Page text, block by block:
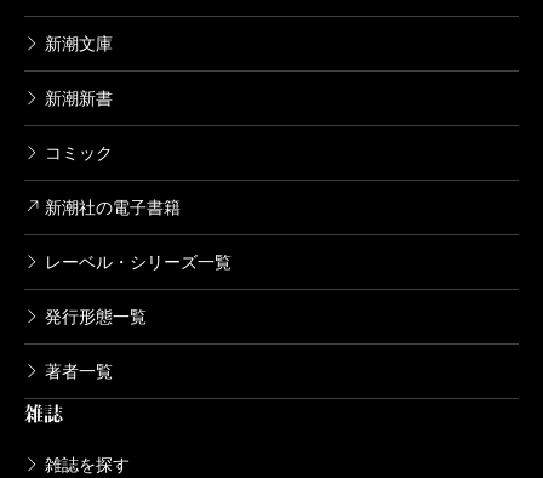
新潮文庫
新潮新書
コミック
新潮社の電子書籍
レーベル・シリーズ一覧
発行形態一覧
著者一覧
雑誌
雑誌を探す